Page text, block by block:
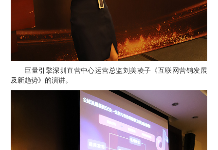
巨量引擎深圳直营中心运营总监刘美凌子《互联网营销发展
及新趋势》的演讲。